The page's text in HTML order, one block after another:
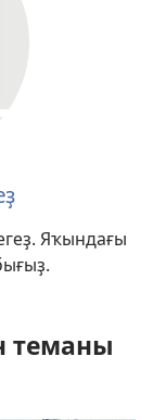
Яҡындағы
теманы